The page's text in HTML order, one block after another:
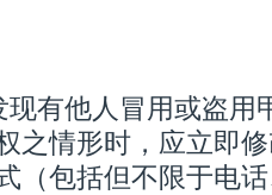
现有他人冒用或盗用
之情形时，应立即
（包括但不限于电